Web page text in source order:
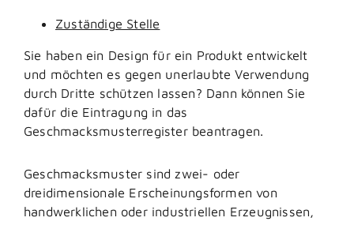
Zuständige Stelle
Sie haben ein Design für ein Produkt entwickelt
und möchten es gegen unerlaubte Verwendung
durch Dritte schützen lassen? Dann können Sie
dafür die Eintragung in das
Geschmacksmusterregister beantragen.
Geschmacksmuster sind zwei- oder
dreidimensionale Erscheinungsformen von
handwerklichen oder industriellen Erzeugnissen,